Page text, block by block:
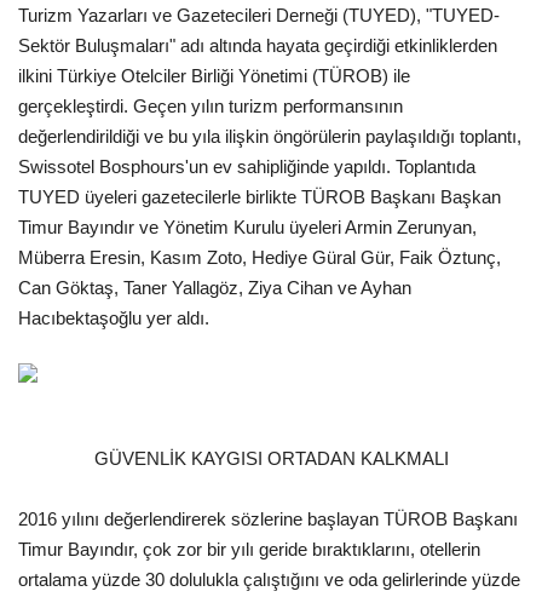
Röportajlar
Gezi - Yorum
Sizlerden Gelenler
Yorumlar
Video Tanıtım
Köşe Yazarları
Turizm Yazarları ve Gazetecileri Derneği (TUYED), "TUYED-
Sektör Buluşmaları" adı altında hayata geçirdiği etkinliklerden
ilkini Türkiye Otelciler Birliği Yönetimi (TÜROB) ile
gerçekleştirdi. Geçen yılın turizm performansının
değerlendirildiği ve bu yıla ilişkin öngörülerin paylaşıldığı toplantı,
Swissotel Bosphours'un ev sahipliğinde yapıldı. Toplantıda
TUYED üyeleri gazetecilerle birlikte TÜROB Başkanı Başkan
Timur Bayındır ve Yönetim Kurulu üyeleri Armin Zerunyan,
Müberra Eresin, Kasım Zoto, Hediye Güral Gür, Faik Öztunç,
Can Göktaş, Taner Yallagöz, Ziya Cihan ve Ayhan
Hacıbektaşoğlu yer aldı.
GÜVENLİK KAYGISI ORTADAN KALKMALI
2016 yılını değerlendirerek sözlerine başlayan TÜROB Başkanı
Timur Bayındır, çok zor bir yılı geride bıraktıklarını, otellerin
ortalama yüzde 30 dolulukla çalıştığını ve oda gelirlerinde yüzde